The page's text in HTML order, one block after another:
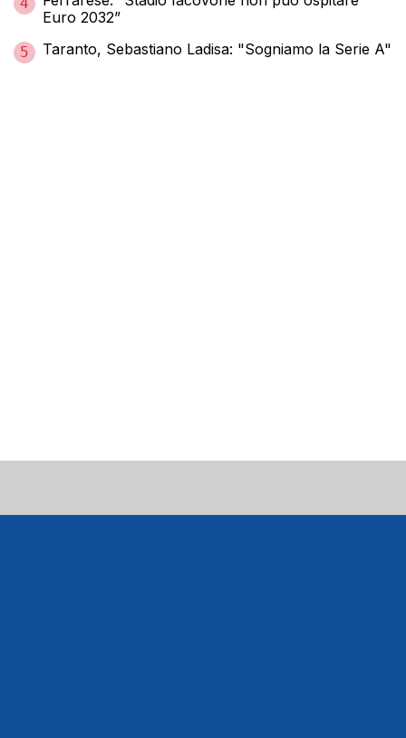
4
Euro 2032”
5 Taranto, Sebastiano Ladisa: "Sogniamo la Serie A"